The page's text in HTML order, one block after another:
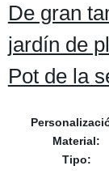
De gran
jardín de
Pot de la
Material:
Tipo: